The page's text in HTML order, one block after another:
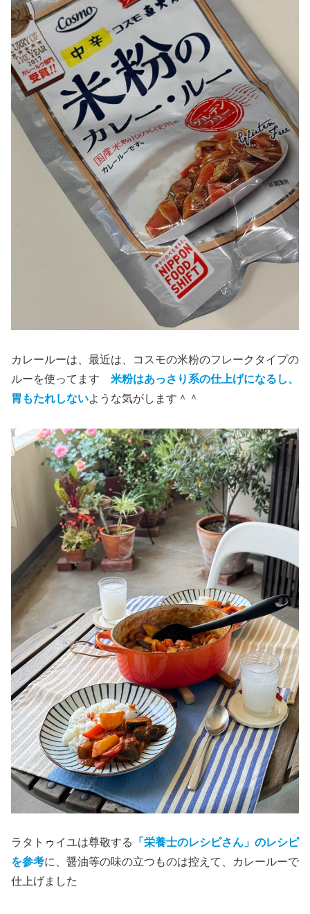
カレールーは、最近は、コスモの米粉のフレークタイプの
ルーを使ってます 米粉はあっさり系の仕上げになるし、
胃もたれしないような気がします＾＾
ラタトゥイユは尊敬する
「栄養士のレシピさん」のレシピ
を参考に、醤油等の味の立つものは控えて、カレールーで
仕上げました